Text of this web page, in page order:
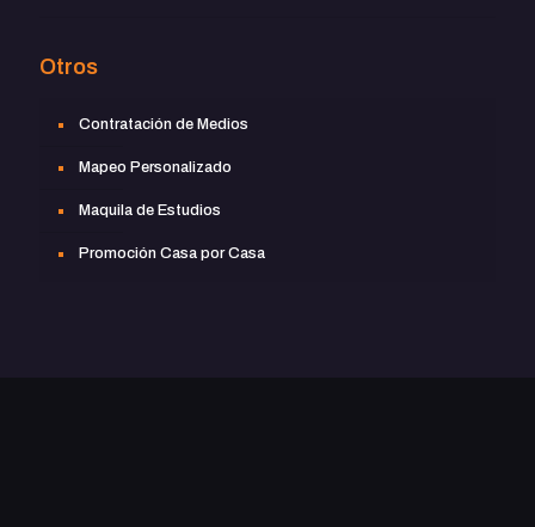
Otros
Contratación de Medios
Mapeo Personalizado
Maquila de Estudios
Promoción Casa por Casa